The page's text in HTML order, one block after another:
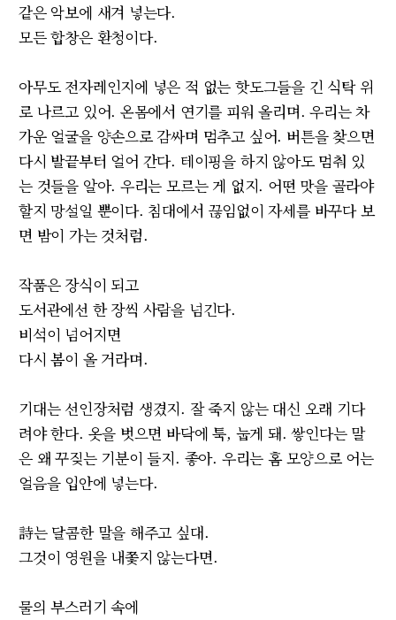
같은 악보에 새겨 넣는다.
모든 합창은 환청이다.
아무도 전자레인지에 넣은 적 없는 핫도그들을 긴 식탁 위
로 나르고 있어. 온몸에서 연기를 피워 올리며. 우리는 차
가운 얼굴을 양손으로 감싸며 멈추고 싶어. 버튼을 찾으면
다시 발끝부터 얼어 간다. 테이핑을 하지 않아도 멈춰 있
는 것들을 알아. 우리는 모르는 게 없지. 어떤 맛을 골라야
할지 망설일 뿐이다. 침대에서 끊임없이 자세를 바꾸다 보
면 밤이 가는 것처럼.
작품은 장식이 되고
도서관에선 한 장씩 사람을 넘긴다.
비석이 넘어지면
다시 봄이 올 거라며.
기대는 선인장처럼 생겼지. 잘 죽지 않는 대신 오래 기다
려야 한다. 옷을 벗으면 바닥에 툭, 눕게 돼. 쌓인다는 말
은 왜 꾸짖는 기분이 들지. 좋아. 우리는 홈 모양으로 어는
얼음을 입안에 넣는다.
詩는 달콤한 말을 해주고 싶대.
그것이 영원을 내쫓지 않는다면.
물의 부스러기 속에